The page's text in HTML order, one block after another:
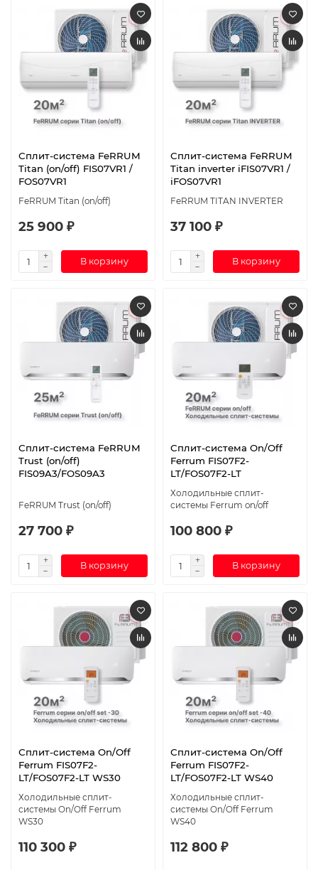
Сплит-система FeRRUM
Titan (on/off) FIS07VR1 /
FOS07VR1
FeRRUM Titan (on/off)
25 900 ₽
В корзину
Сплит-система FeRRUM
Titan inverter iFIS07VR1 /
iFOS07VR1
FeRRUM TITAN INVERTER
37 100 ₽
В корзину
Сплит-система FeRRUM
Trust (on/off)
FIS09A3/FOS09A3
FeRRUM Trust (on/off)
27 700 ₽
В корзину
Сплит-система On/Off
Ferrum FIS07F2-
LT/FOS07F2-LT
Холодильные сплит-
системы Ferrum on/off
100 800 ₽
В корзину
Сплит-система On/Off
Ferrum FIS07F2-
LT/FOS07F2-LT WS30
Холодильные сплит-
системы On/Off Ferrum
WS30
110 300 ₽
Сплит-система On/Off
Ferrum FIS07F2-
LT/FOS07F2-LT WS40
Холодильные сплит-
системы On/Off Ferrum
WS40
112 800 ₽